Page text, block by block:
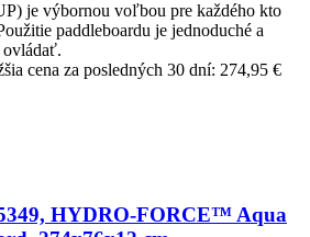
je výbornou voľbou pre každého kto
paddleboardu je jednoduché a
ovládať.
cena za posledných 30 dní: 274,95 €
HYDRO-FORCE™ Aqua